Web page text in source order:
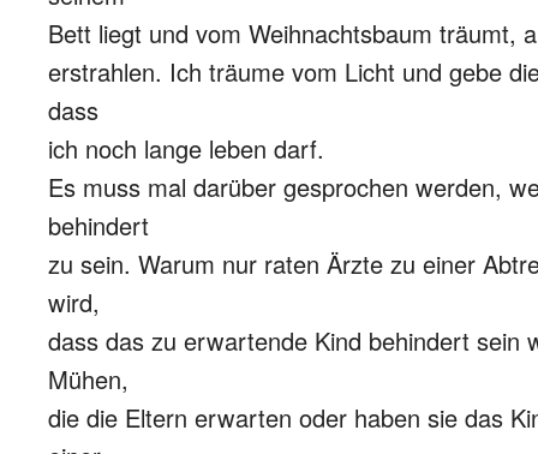
Bett liegt und vom Weihnachtsbaum träumt,
erstrahlen. Ich träume vom Licht und gebe
dass
ich noch lange leben darf.
Es muss mal darüber gesprochen werden,
behindert
zu sein. Warum nur raten Ärzte zu einer
wird,
dass das zu erwartende Kind behindert sein
Mühen,
die die Eltern erwarten oder haben sie das